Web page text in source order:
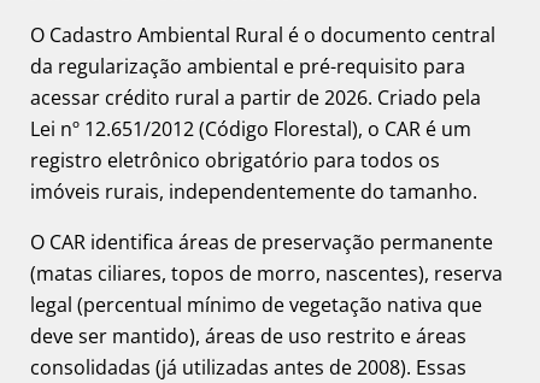
O Cadastro Ambiental Rural é o documento central
da regularização ambiental e pré-requisito para
acessar crédito rural a partir de 2026. Criado pela
Lei nº 12.651/2012 (Código Florestal), o CAR é um
registro eletrônico obrigatório para todos os
imóveis rurais, independentemente do tamanho.
O CAR identifica áreas de preservação permanente
(matas ciliares, topos de morro, nascentes), reserva
legal (percentual mínimo de vegetação nativa que
deve ser mantido), áreas de uso restrito e áreas
consolidadas (já utilizadas antes de 2008). Essas